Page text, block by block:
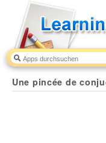
Une pincée de